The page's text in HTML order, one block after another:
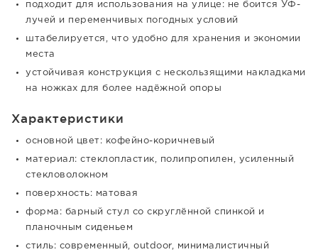
подходит для использования на улице: не боится УФ-
лучей и переменчивых погодных условий
штабелируется, что удобно для хранения и экономии
места
устойчивая конструкция с нескользящими накладками
на ножках для более надёжной опоры
Характеристики
основной цвет: кофейно-коричневый
материал: стеклопластик, полипропилен, усиленный
стекловолокном
поверхность: матовая
форма: барный стул со скруглённой спинкой и
планочным сиденьем
стиль: современный, outdoor, минималистичный